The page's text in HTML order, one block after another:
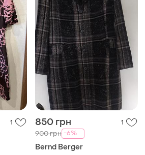
1 850 грн 1
900 грн -6%
Bernd Berger